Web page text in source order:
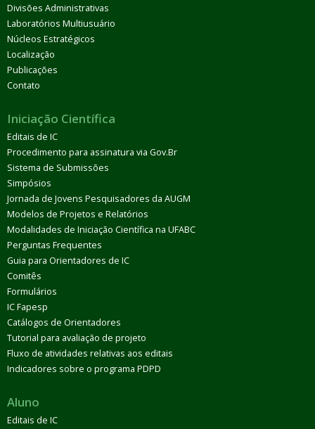
Divisões Administrativas
Laboratórios Multiusuário
Núcleos Estratégicos
Localização
Publicações
Contato
Iniciação Científica
Editais de IC
Procedimento para assinatura via Gov.Br
Sistema de Submissões
Simpósios
Jornada de Jovens Pesquisadores da AUGM
Modelos de Projetos e Relatórios
Modalidades de Iniciação Científica na UFABC
Perguntas Frequentes
Guia para Orientadores de IC
Comitês
Formulários
IC Fapesp
Catálogos de Orientadores
Tutorial para avaliação de projeto
Fluxo de atividades relativas aos editais
Indicadores sobre o programa PDPD
Aluno
Editais de IC